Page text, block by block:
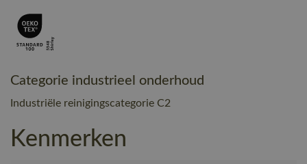
Categorie industrieel onderhoud
Industriële reinigingscategorie C2
Kenmerken